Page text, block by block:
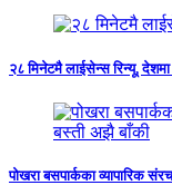
२८ मिनेटमै लाईसेन्स रिन्यू,
पोखरा बसपार्कका व्यापारिक